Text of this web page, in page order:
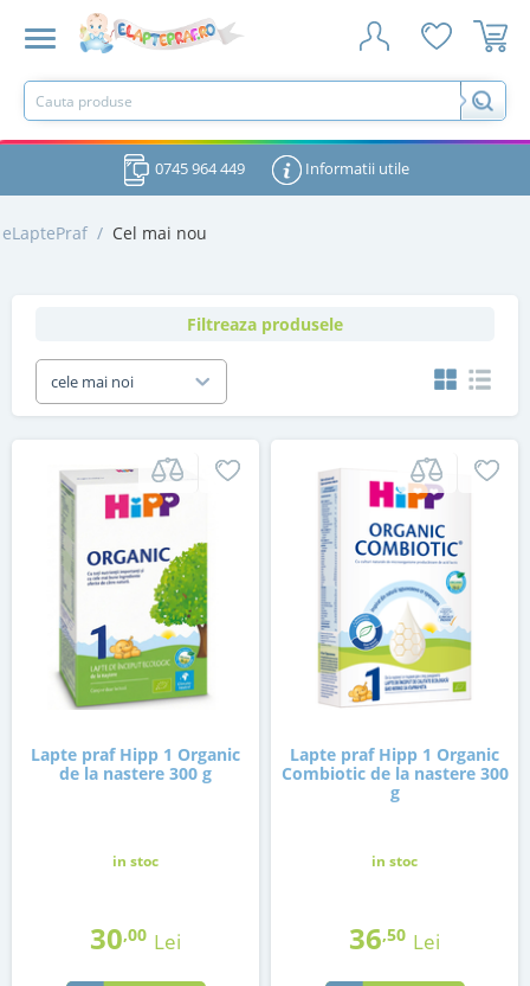
0745 964 449 Informatii utile
eLaptePraf / Cel mai nou
Filtreaza produsele
cele mai noi
Lapte praf Hipp 1 Organic
de la nastere 300 g
in stoc
30,00 Lei
Lapte praf Hipp 1 Organic
Combiotic de la nastere 300
g
in stoc
36,50 Lei